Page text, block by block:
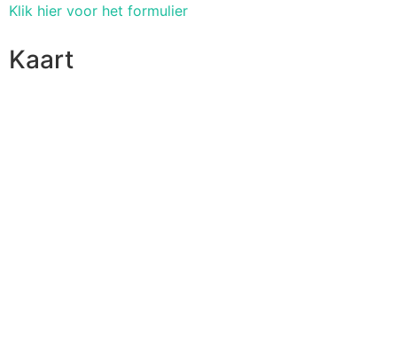
Klik hier voor het formulier
Kaart